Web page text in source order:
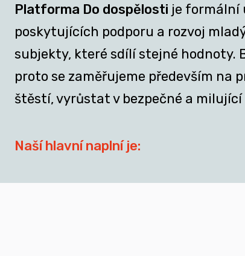
Platforma Do dospělosti je formální
poskytujících podporu a rozvoj
subjekty, které sdílí stejné hodnoty.
proto se zaměřujeme především na
štěstí, vyrůstat v bezpečné a
Naší hlavní naplní je: